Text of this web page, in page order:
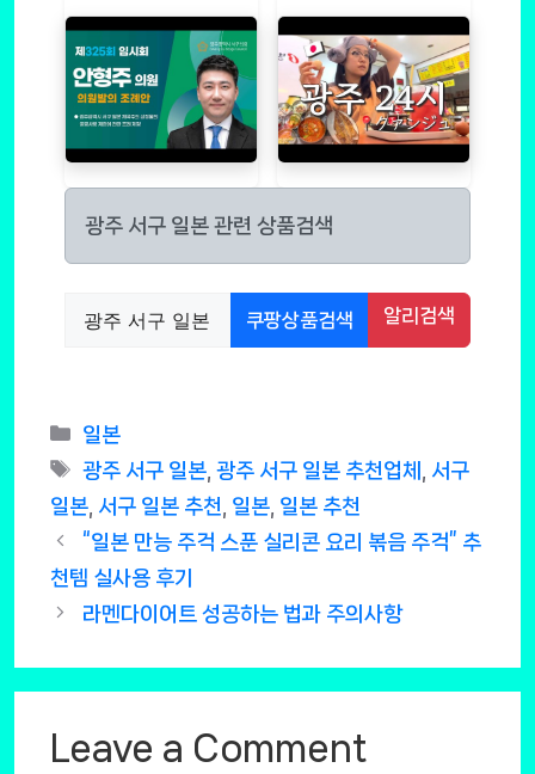
광주 서구 일본 관련 상품검색
쿠팡상품검색 알리검색
Categories
일본
Tags
광주 서구 일본 ,광주 서구 일본 추천업체
서구
일본 서구 일본 추천 일본 일본 추천
“일본 만능 주걱 스푼 실리콘 요리 볶음 주걱” 추
천템 실사용 후기
라멘다이어트 성공하는 법과 주의사항
Leave a Comment